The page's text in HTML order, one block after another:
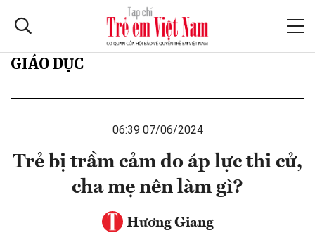
GIÁO DỤC
06:39 07/06/2024
Trẻ bị trầm cảm do áp lực thi cử,
cha mẹ nên làm gì?
Hương Giang